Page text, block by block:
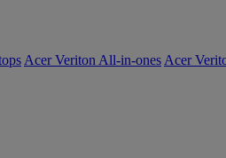
Acer Veriton All-in-ones Acer